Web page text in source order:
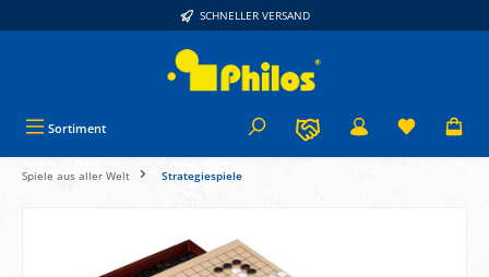
SCHNELLER VERSAND
Sortiment
Spiele aus aller Welt Strategiespiele
Bildergalerie überspringen